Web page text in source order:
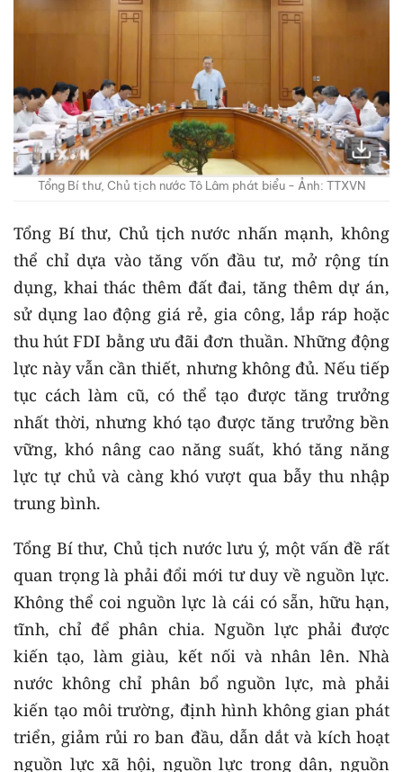
Tổng Bí thư, Chủ tịch nước Tô Lâm phát biểu - Ảnh: TTXVN
Tổng Bí thư, Chủ tịch nước nhấn mạnh, không
thể chỉ dựa vào tăng vốn đầu tư, mở rộng tín
dụng, khai thác thêm đất đai, tăng thêm dự án,
sử dụng lao động giá rẻ, gia công, lắp ráp hoặc
thu hút FDI bằng ưu đãi đơn thuần. Những động
lực này vẫn cần thiết, nhưng không đủ. Nếu tiếp
tục cách làm cũ, có thể tạo được tăng trưởng
nhất thời, nhưng khó tạo được tăng trưởng bền
vững, khó nâng cao năng suất, khó tăng năng
lực tự chủ và càng khó vượt qua bẫy thu nhập
trung bình.
Tổng Bí thư, Chủ tịch nước lưu ý, một vấn đề rất
quan trọng là phải đổi mới tư duy về nguồn lực.
Không thể coi nguồn lực là cái có sẵn, hữu hạn,
tĩnh, chỉ để phân chia. Nguồn lực phải được
kiến tạo, làm giàu, kết nối và nhân lên. Nhà
nước không chỉ phân bổ nguồn lực, mà phải
kiến tạo môi trường, định hình không gian phát
triển, giảm rủi ro ban đầu, dẫn dắt và kích hoạt
nguồn lực xã hội, nguồn lực trong dân, nguồn